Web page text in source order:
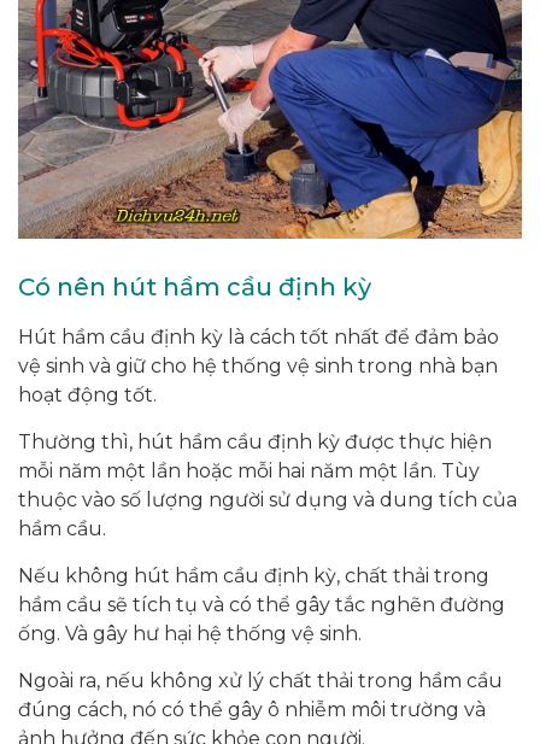
Có nên hút hầm cầu định kỳ
Hút hầm cầu định kỳ là cách tốt nhất để đảm bảo
vệ sinh và giữ cho hệ thống vệ sinh trong nhà bạn
hoạt động tốt.
Thường thì, hút hầm cầu định kỳ được thực hiện
mỗi năm một lần hoặc mỗi hai năm một lần. Tùy
thuộc vào số lượng người sử dụng và dung tích của
hầm cầu.
Nếu không hút hầm cầu định kỳ, chất thải trong
hầm cầu sẽ tích tụ và có thể gây tắc nghẽn đường
ống. Và gây hư hại hệ thống vệ sinh.
Ngoài ra, nếu không xử lý chất thải trong hầm cầu
đúng cách, nó có thể gây ô nhiễm môi trường và
ảnh hưởng đến sức khỏe con người.